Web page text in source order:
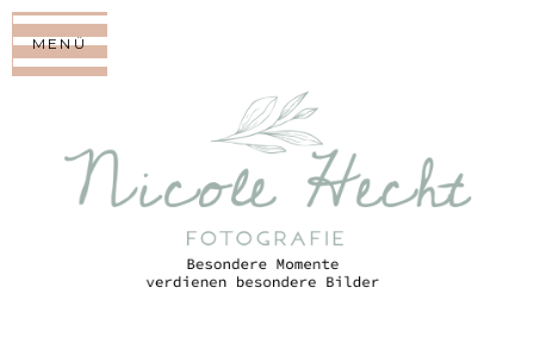
MENÜ